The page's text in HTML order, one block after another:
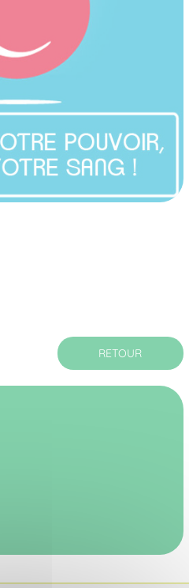
RETOUR